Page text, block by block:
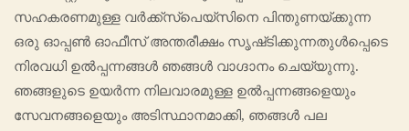
സഹകരണമുള്ള വർക്ക്‌സ്‌പെയ്‌സിനെ പിന്തുണയ്‌ക്കുന്ന
ഒരു ഓപ്പൺ ഓഫീസ് അന്തരീക്ഷം സൃഷ്‌ടിക്കുന്നതുൾപ്പെടെ
നിരവധി ഉൽപ്പന്നങ്ങൾ ഞങ്ങൾ വാഗ്ദാനം ചെയ്യുന്നു.
ഞങ്ങളുടെ ഉയർന്ന നിലവാരമുള്ള ഉൽപ്പന്നങ്ങളെയും
സേവനങ്ങളെയും അടിസ്ഥാനമാക്കി, ഞങ്ങൾ പല